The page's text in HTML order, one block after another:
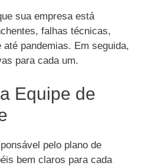
sua empresa está
falhas técnicas,
pandemias. Em seguida,
para cada um.
Equipe de
pelo plano de
bem claros para cada